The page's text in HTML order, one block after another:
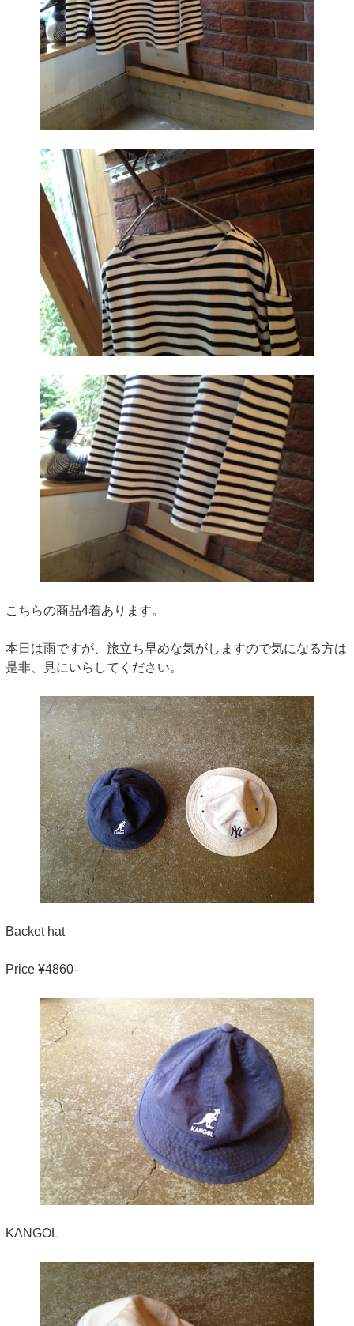
こちらの商品4着あります。
本日は雨ですが、旅立ち早めな気がしますので気になる方は
是非、見にいらしてください。
Backet hat
Price ¥4860-
KANGOL